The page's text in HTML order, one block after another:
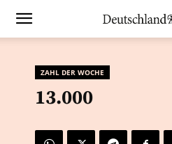
ZAHL DER WOCHE
13.000